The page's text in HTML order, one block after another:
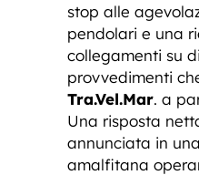
stop alle
pendolari e una
collegamenti su
provvedimenti
Tra.Vel.Mar. a
Una risposta
annunciata in
amalfitana